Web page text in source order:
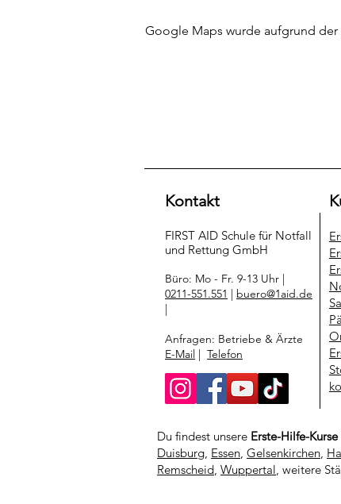
Google Maps wurde aufgrund
Kontakt
FIRST AID Schule für Notfall
und Rettung​ GmbH
Büro: Mo - Fr. 9-13 Uhr |
0211-551.551 | buero@1aid.de
|
Anfragen: Betriebe & Ärzte
E-Mail | Telefon
Du findest unsere Erste-Hilfe-Kurse
Duisburg Essen Gelsenkirchen
Remscheid Wuppertal , weitere